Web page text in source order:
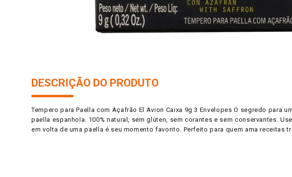
DESCRIÇÃO DO PRODUTO
Tempero para Paella com Açafrão El Avion Caixa 9g 3 Envelopes O segredo para
paella espanhola. 100% natural, sem glúten, sem corantes e sem conservantes.
em volta de uma paella é seu momento favorito. Perfeito para quem ama receitas